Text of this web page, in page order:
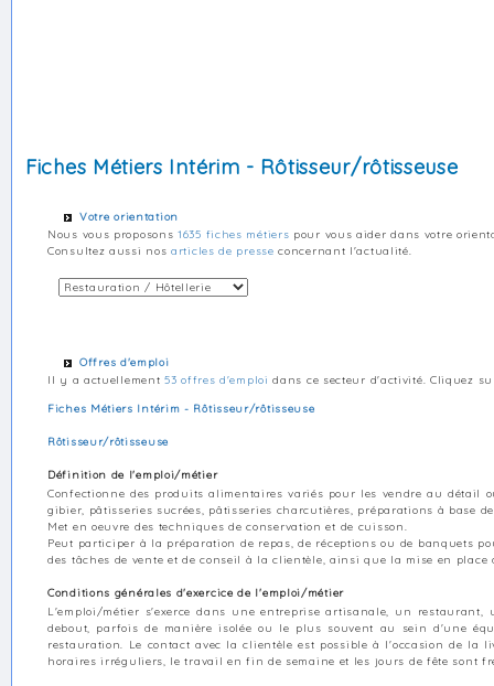
Fiches Métiers Intérim - Rôtisseur/rôtisseuse
Votre orientation
Nous vous proposons 1635 fiches métiers pour vous aider dans votre
Consultez aussi nos articles de presse concernant l'actualité.
Offres d'emploi
Il y a actuellement 53 offres d'emploi dans ce secteur d'activité. Cliquez
Fiches Métiers Intérim - Rôtisseur/rôtisseuse
Rôtisseur/rôtisseuse
Définition de l'emploi/métier
Confectionne des produits alimentaires variés pour les vendre au détail
gibier, pâtisseries sucrées, pâtisseries charcutières, préparations à base
Met en oeuvre des techniques de conservation et de cuisson.
Peut participer à la préparation de repas, de réceptions ou de banquets
des tâches de vente et de conseil à la clientèle, ainsi que la mise en place
Conditions générales d'exercice de l'emploi/métier
L'emploi/métier s'exerce dans une entreprise artisanale, un
debout, parfois de manière isolée ou le plus souvent au sein d'une
restauration. Le contact avec la clientèle est possible à l'occasion de la
horaires irréguliers, le travail en fin de semaine et les jours de fête sont